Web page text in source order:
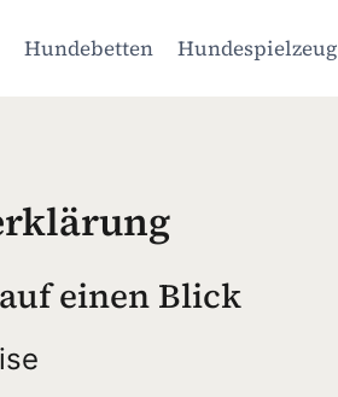
Hundebetten Hundespielzeug
einen Blick